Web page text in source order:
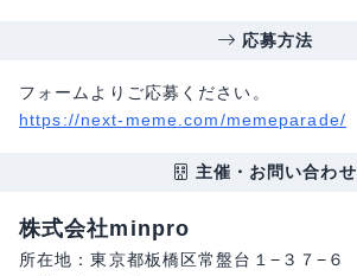
応募方法
フォームよりご応募ください。
https://next-meme.com/memeparade/
主催・お問い合わせ
株式会社minpro
所在地：東京都板橋区常盤台１−３７−６